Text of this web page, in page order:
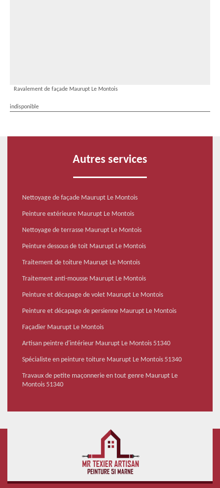
Ravalement de façade Maurupt Le Montois
indisponible
Autres services
Nettoyage de façade Maurupt Le Montois
Peinture extérieure Maurupt Le Montois
Nettoyage de terrasse Maurupt Le Montois
Peinture dessous de toit Maurupt Le Montois
Traitement de toiture Maurupt Le Montois
Traitement anti-mousse Maurupt Le Montois
Peinture et décapage de volet Maurupt Le Montois
Peinture et décapage de persienne Maurupt Le Montois
Façadier Maurupt Le Montois
Artisan peintre d'intérieur Maurupt Le Montois 51340
Spécialiste en peinture toiture Maurupt Le Montois 51340
Travaux de petite maçonnerie en tout genre Maurupt Le
Montois 51340